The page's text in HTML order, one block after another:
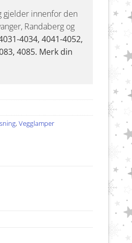
gjelder innenfor den
Randaberg og
4034, 4041-4052,
4085. Merk din
, Vegglamper